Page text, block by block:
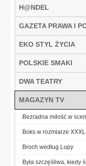
H@NDEL
GAZETA PRAWA I
EKO STYL ŻYCIA
POLSKIE SMAKI
DWA TEATRY
MAGAZYN TV
Bezradna miłość w
Boks w rozmiarze XXXL
Broch według Lupy
Była szczęśliwa, kiedy